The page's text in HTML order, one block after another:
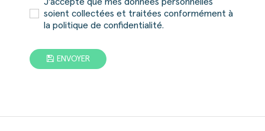
soient collectées et traitées conformément à
la politique de confidentialité.
ENVOYER